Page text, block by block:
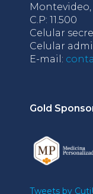
C.P: 11.500
Celular
Celular
E-mail:
Gold
Tweets by